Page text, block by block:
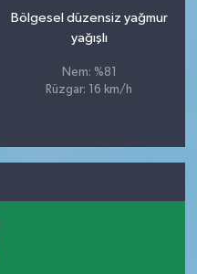
Bölgesel düzensiz yağmur
yağışlı
Nem: %81
Rüzgar: 16 km/h